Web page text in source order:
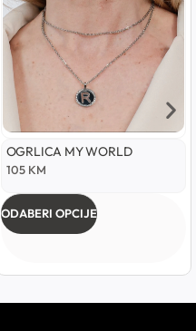
OGRLICA MY WORLD
105 KM
ODABERI OPCIJE